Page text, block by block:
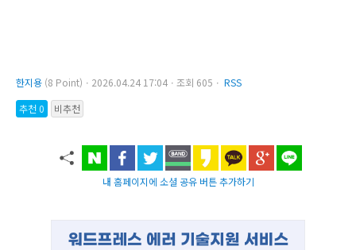
한지용 (8 Point)ㆍ2026.04.24 17:04ㆍ조회 605ㆍ RSS
추천 0
비추천
내 홈페이지에 소셜 공유 버튼 추가하기